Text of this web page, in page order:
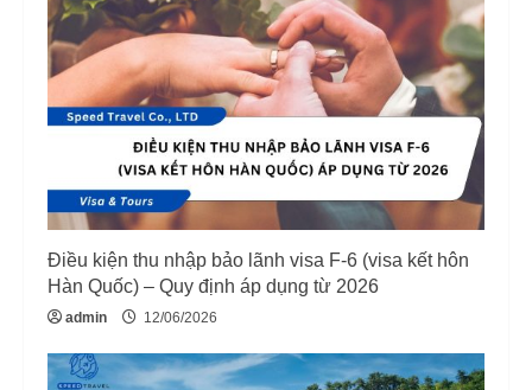
Điều kiện thu nhập bảo lãnh visa F-6 (visa kết hôn
Hàn Quốc) – Quy định áp dụng từ 2026
admin 12/06/2026